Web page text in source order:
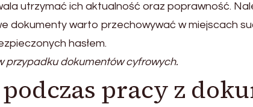
utrzymać ich aktualność oraz poprawność.
dokumenty warto przechowywać w miejscach
hasłem.
przypadku dokumentów cyfrowych.
podczas pracy z